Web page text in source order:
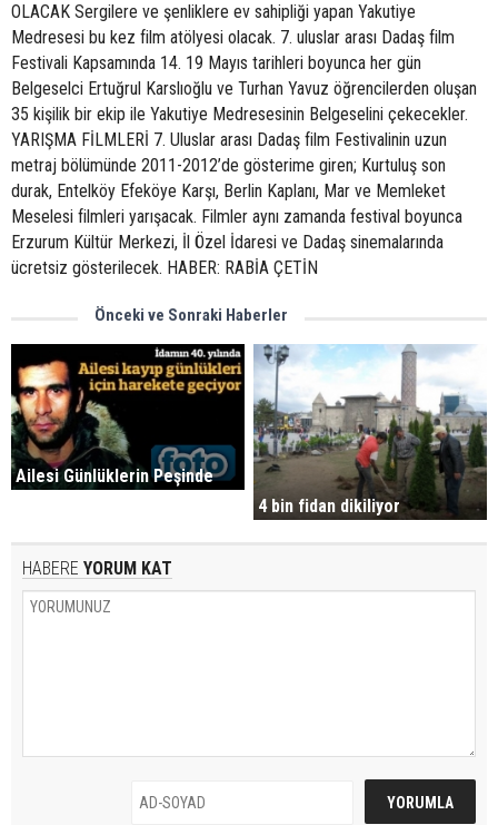
OLACAK Sergilere ve şenliklere ev sahipliği yapan Yakutiye
Medresesi bu kez film atölyesi olacak. 7. uluslar arası Dadaş film
Festivali Kapsamında 14. 19 Mayıs tarihleri boyunca her gün
Belgeselci Ertuğrul Karslıoğlu ve Turhan Yavuz öğrencilerden oluşan
35 kişilik bir ekip ile Yakutiye Medresesinin Belgeselini çekecekler.
YARIŞMA FİLMLERİ 7. Uluslar arası Dadaş film Festivalinin uzun
metraj bölümünde 2011-2012’de gösterime giren; Kurtuluş son
durak, Entelköy Efeköye Karşı, Berlin Kaplanı, Mar ve Memleket
Meselesi filmleri yarışacak. Filmler aynı zamanda festival boyunca
Erzurum Kültür Merkezi, İl Özel İdaresi ve Dadaş sinemalarında
ücretsiz gösterilecek. HABER: RABİA ÇETİN
Önceki ve Sonraki Haberler
Ailesi Günlüklerin Peşinde
4 bin fidan dikiliyor
HABERE YORUM KAT